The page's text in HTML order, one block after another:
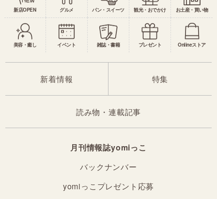
新店OPEN グルメ パン・スイーツ 観光・おでかけ お土産・買い物
美容・癒し イベント 雑誌・書籍 プレゼント Onlineストア
新着情報 特集
読み物・連載記事
月刊情報誌yomiっこ
バックナンバー
yomiっこプレゼント応募